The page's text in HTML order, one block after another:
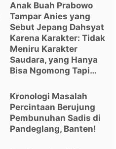
Anak Buah Prabowo
Tampar Anies yang
Sebut Jepang Dahsyat
Karena Karakter: Tidak
Meniru Karakter
Saudara, yang Hanya
Bisa Ngomong Tapi…
Kronologi Masalah
Percintaan Berujung
Pembunuhan Sadis di
Pandeglang, Banten!